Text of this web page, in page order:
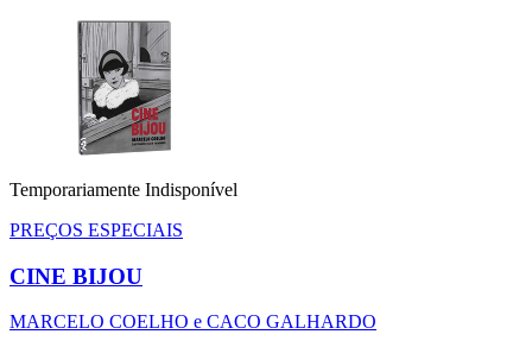
Temporariamente Indisponível
PREÇOS ESPECIAIS
CINE BIJOU
MARCELO COELHO e CACO GALHARDO